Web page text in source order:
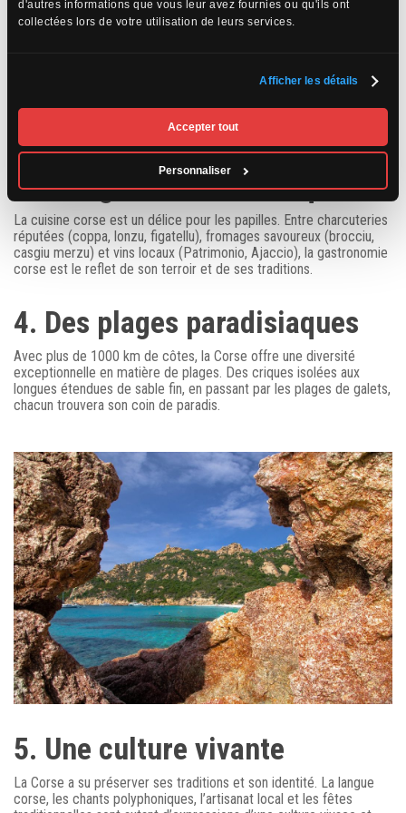
d'autres informations que vous leur avez fournies ou qu'ils ont
collectées lors de votre utilisation de leurs services.
Afficher les détails
Accepter tout
Personnaliser
riche
l’île. Les villages perchés de la Balagne, comme Sant’Antonino ou
sites préhistoriques, comme Filitosa avec ses statues-menhirs,
plongent les visiteurs dans un passé lointain.
3. Une gastronomie unique
La cuisine corse est un délice pour les papilles. Entre charcuteries
réputées (coppa, lonzu, figatellu), fromages savoureux (brocciu,
casgiu merzu) et vins locaux (Patrimonio, Ajaccio), la gastronomie
corse est le reflet de son terroir et de ses traditions.
4. Des plages paradisiaques
Avec plus de 1000 km de côtes, la Corse offre une diversité
exceptionnelle en matière de plages. Des criques isolées aux
longues étendues de sable fin, en passant par les plages de galets,
chacun trouvera son coin de paradis.
5. Une culture vivante
La Corse a su préserver ses traditions et son identité. La langue
corse, les chants polyphoniques, l’artisanat local et les fêtes